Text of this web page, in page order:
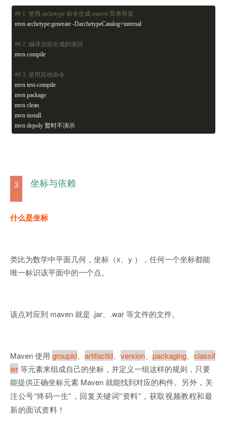
## 1. 使用 archetype 命令生成 maven 简单骨架
mvn archetype:generate -DarchetypeCatalog=internal
## 2. 编译当前生成的项目
mvn compile
## 3. 使用其他命令
mvn test-compile
mvn package
mvn clean
mvn install
mvn depoly 暂时不演示
3 坐标与依赖
什么是坐标
类比为数学中平面几何，坐标（x、y ），任何一个坐标都能
唯一标识该平面中的一个点。
该点对应到 maven 就是 .jar、.war 等文件的文件。
Maven 使用 groupId artifactId version packaging
classif
ier等元素来组成自己的坐标，并定义一组这样的规则，只要
能提供正确坐标元素 Maven 就能找到对应的构件。
另外，关
注公号“终码一生”，回复关键词“资料”，获取视频教程和最
新的面试资料 ！